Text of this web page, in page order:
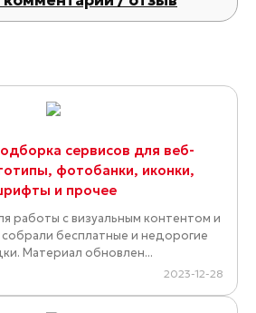
сервисов для веб-
фотобанки, иконки,
и прочее
работы с визуальным контентом и
бесплатные и недорогие
Материал обновлен...
2023-12-28